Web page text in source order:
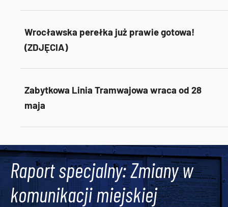
Wrocławska perełka już prawie gotowa!
(ZDJĘCIA)
Zabytkowa Linia Tramwajowa wraca od 28
maja
Raport specjalny: Zmiany w
komunikacji miejskiej